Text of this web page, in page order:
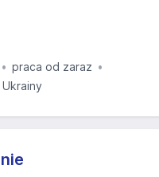
praca od zaraz